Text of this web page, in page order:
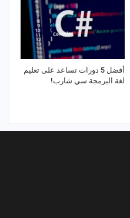
أفضل 5 دورات تساعد على تعليم
لغة البرمجة سي شارب!